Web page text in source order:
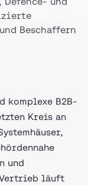
Beschaffern
komplexe B2B-
Kreis an
und
läuft